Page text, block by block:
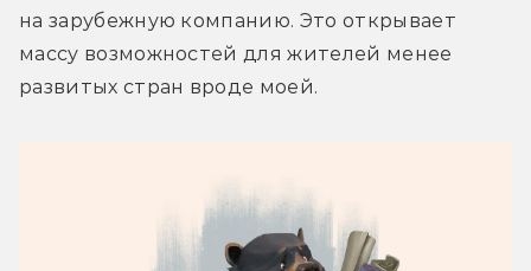
на зарубежную компанию. Это открывает
массу возможностей для жителей менее
развитых стран вроде моей.